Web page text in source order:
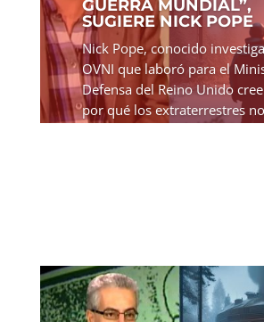
GUERRA MUNDIAL”,
SUGIERE NICK POPE
Nick Pope, conocido
OVNI que laboró para el
Defensa del Reino Unido
por qué los extraterrestres